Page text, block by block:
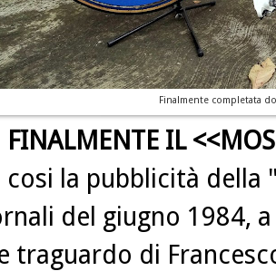
Finalmente completata
FINALMENTE IL
cosi la pubblicità della
del giugno 1984,
traguardo di